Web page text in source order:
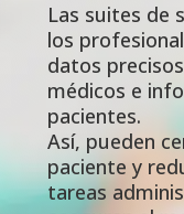
Las suites de
los
datos
médicos e
pacientes.
Así, pueden
paciente y
tareas